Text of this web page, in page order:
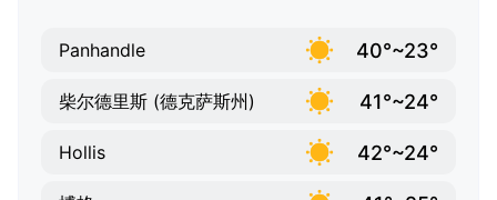
Panhandle 40°~23°
柴尔德里斯 (德克萨斯州) 41°~24°
Hollis 42°~24°